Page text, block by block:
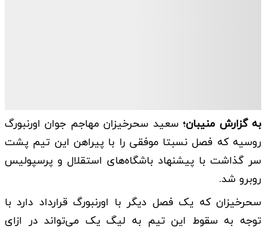
به گزارش منیبان؛سعید سحرخیزان مهاجم جوان اورنبورگ
روسیه که فصل نسبتا موفقی را با پیراهن این تیم پشت
سر گذاشت با پیشنهاد باشگاه‌های استقلال و پرسپولیس
روبرو شد.
سحرخیزان که یک فصل دیگر با اورنبورگ قرارداد دارد با
توجه به سقوط این تیم به لیگ یک می‌تواند در ازای